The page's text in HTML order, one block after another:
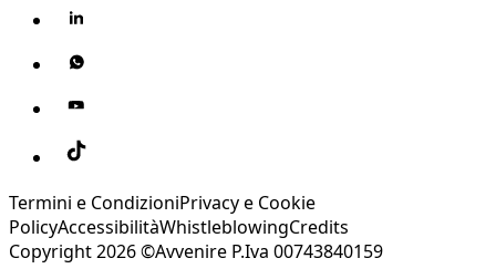
Termini e CondizioniPrivacy e Cookie
PolicyAccessibilitàWhistleblowingCredits
Copyright 2026 ©Avvenire P.Iva 00743840159